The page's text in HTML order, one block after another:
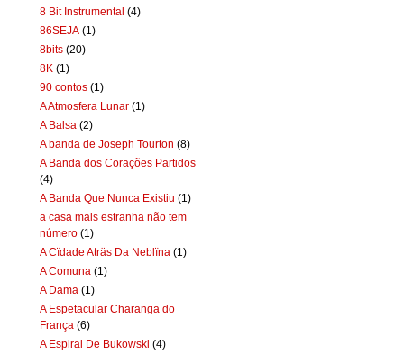
8 Bit Instrumental (4)
86SEJA (1)
8bits (20)
8K (1)
90 contos (1)
A Atmosfera Lunar (1)
A Balsa (2)
A banda de Joseph Tourton (8)
A Banda dos Corações Partidos
(4)
A Banda Que Nunca Existiu (1)
a casa mais estranha não tem
número (1)
A Cïdade Aträs Da Neblïna (1)
A Comuna (1)
A Dama (1)
A Espetacular Charanga do
França (6)
A Espiral De Bukowski (4)